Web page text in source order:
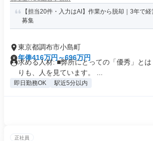
【担当20件・入力はAI】作業から脱却｜3年で
募集
東京都調布市小島町
年俸416万円～696万円
求める人材: ■弊所にとっての「優秀」とは
りも、人を見ています。 ...
即日勤務OK 駅近5分以内
正社員